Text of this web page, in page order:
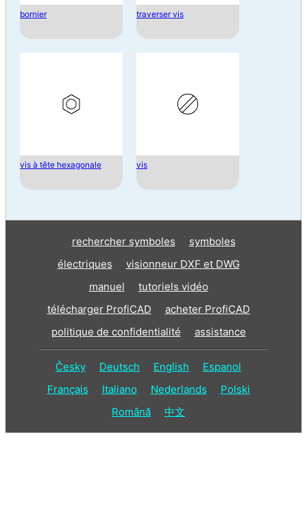
bornier traverser vis
vis à tête hexagonale vis
rechercher symboles
symboles
électriques
visionneur DXF et DWG
manuel
tutoriels vidéo
télécharger ProfiCAD
acheter ProfiCAD
politique de confidentialité
assistance
Česky Deutsch English
Espanol
Français
Italiano Nederlands
Polski
Română
中文